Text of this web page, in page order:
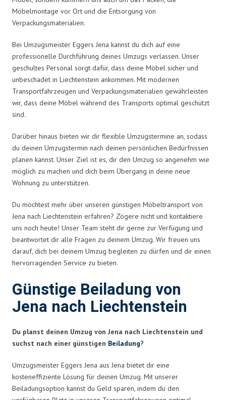
Möbelmontage vor Ort und die Entsorgung von
Verpackungsmaterialien.
Bei Umzugsmeister Eggers Jena kannst du dich auf eine
professionelle Durchführung deines Umzugs verlassen. Unser
geschultes Personal sorgt dafür, dass deine Möbel sicher und
unbeschadet in Liechtenstein ankommen. Mit modernen
Transportfahrzeugen und Verpackungsmaterialien gewährleisten
wir, dass deine Möbel während des Transports optimal geschützt
sind.
Darüber hinaus bieten wir dir flexible Umzugstermine an, sodass
du deinen Umzugstermin nach deinen persönlichen Bedürfnissen
planen kannst. Unser Ziel ist es, dir den Umzug so angenehm wie
möglich zu machen und dich beim Übergang in deine neue
Wohnung zu unterstützen.
Du möchtest mehr über unseren günstigen Möbeltransport von
Jena nach Liechtenstein erfahren? Zögere nicht und kontaktiere
uns noch heute! Unser Team steht dir gerne zur Verfügung und
beantwortet dir alle Fragen zu deinem Umzug. Wir freuen uns
darauf, dich bei deinem Umzug begleiten zu dürfen und dir einen
hervorragenden Service zu bieten.
Günstige Beiladung von
Jena nach Liechtenstein
Du planst deinen Umzug von Jena nach Liechtenstein und
suchst nach einer günstigen Beiladung?
Umzugsmeister Eggers Jena aus Jena bietet dir eine
kosteneffiziente Lösung für deinen Umzug. Mit unserer
Beiladungsoption kannst du Geld sparen, indem du den